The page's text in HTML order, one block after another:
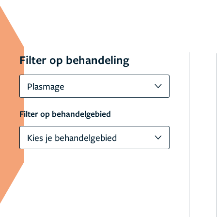
Filter op behandeling
Plasmage
Filter op behandelgebied
Kies je behandelgebied